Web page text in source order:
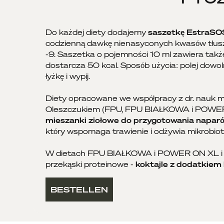
Do każdej diety dodajemysaszetkę
codzienną dawkę nienasyconych kwasów
-9. Saszetka o pojemności 10 ml zawiera
dostarcza 50 kcal. Sposób użycia: polej
łyżkę i wypij.
Diety opracowane we współpracy z dr. nauk
Oleszczukiem (FPU, FPU BIAŁKOWA i
mieszanki ziołowe do przygotowania
który wspomaga trawienie i odżywia
W dietach FPU BIAŁKOWA i POWER ON XL
przekąski proteinowe -koktajle z
BESTELLEN